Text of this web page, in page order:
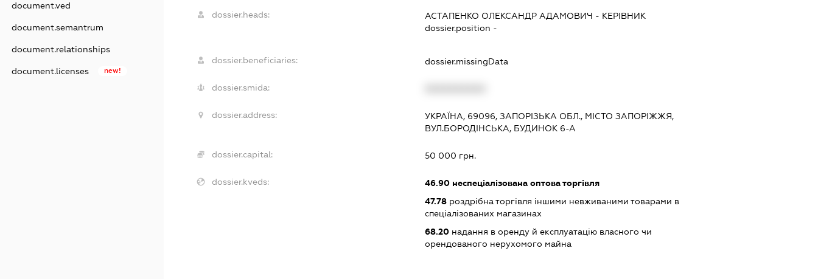
document.ved
document.semantrum
document.relationships
document.licenses new!
dossier.heads: АСТАПЕНКО ОЛЕКСАНДР АДАМОВИЧ - КЕРІВНИК
dossier.position -
dossier.beneficiaries: dossier.missingData
dossier.smida:
dossier.address:
УКРАЇНА, 69096, ЗАПОРІЗЬКА ОБЛ., МІСТО ЗАПОРІЖЖЯ,
ВУЛ.БОРОДІНСЬКА, БУДИНОК 6-А
dossier.capital: 50 000 грн.
dossier.kveds: 46.90неспеціалізована оптова торгівля
47.78роздрібна торгівля іншими невживаними товарами в
спеціалізованих магазинах
68.20надання в оренду й експлуатацію власного чи
орендованого нерухомого майна